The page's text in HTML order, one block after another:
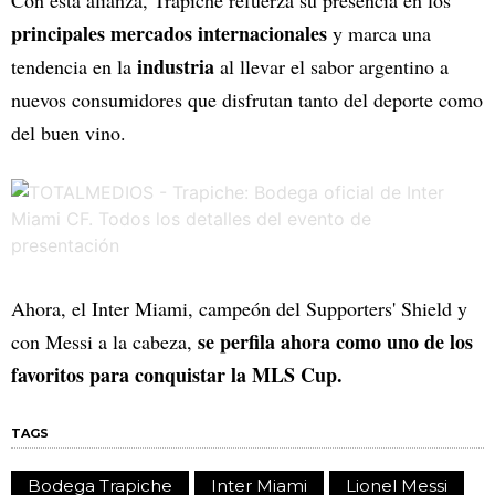
principales mercados internacionales y marca una
tendencia en la industria al llevar el sabor argentino a
nuevos consumidores que disfrutan tanto del deporte como
del buen vino.
Ahora, el Inter Miami, campeón del Supporters' Shield y
con Messi a la cabeza, se perfila ahora como uno de los
favoritos para conquistar la MLS Cup.
TAGS
Bodega Trapiche Inter Miami Lionel Messi